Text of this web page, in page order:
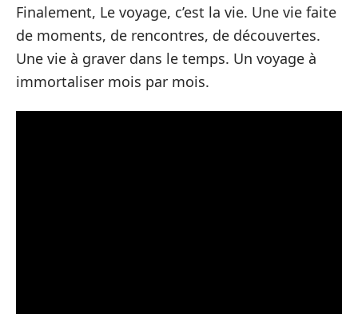
Finalement, Le voyage, c’est la vie. Une vie faite
de moments, de rencontres, de découvertes.
Une vie à graver dans le temps. Un voyage à
immortaliser mois par mois.